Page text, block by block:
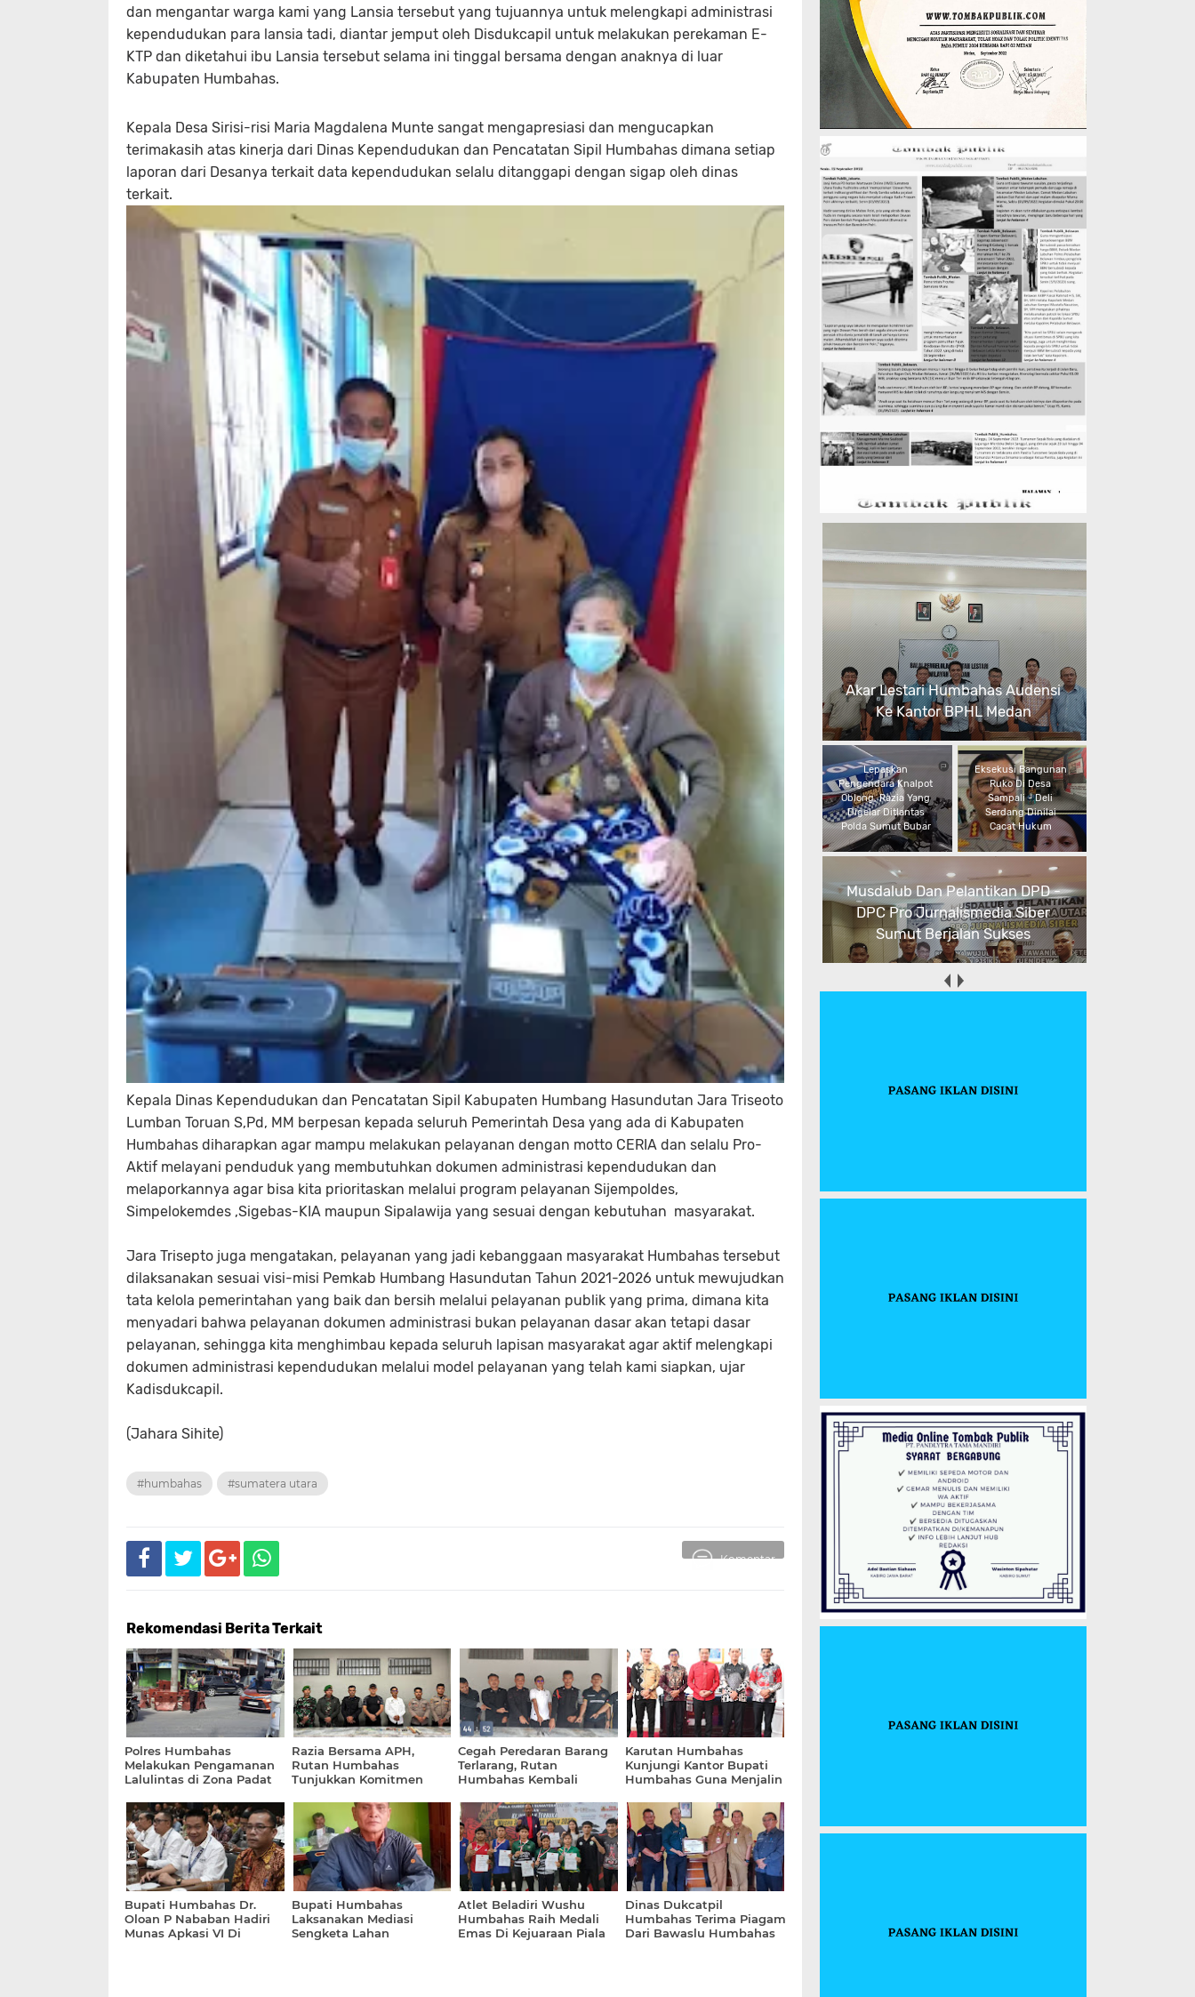
dan mengantar warga kami yang Lansia tersebut yang tujuannya untuk melengkapi administrasi
kependudukan para lansia tadi, diantar jemput oleh Disdukcapil untuk melakukan perekaman E-
KTP dan diketahui ibu Lansia tersebut selama ini tinggal bersama dengan anaknya di luar
Kabupaten Humbahas.
Kepala Desa Sirisi-risi Maria Magdalena Munte sangat mengapresiasi dan mengucapkan
terimakasih atas kinerja dari Dinas Kependudukan dan Pencatatan Sipil Humbahas dimana setiap
laporan dari Desanya terkait data kependudukan selalu ditanggapi dengan sigap oleh dinas
terkait.
Kepala Dinas Kependudukan dan Pencatatan Sipil Kabupaten Humbang Hasundutan Jara Triseoto
Lumban Toruan S,Pd, MM berpesan kepada seluruh Pemerintah Desa yang ada di Kabupaten
Humbahas diharapkan agar mampu melakukan pelayanan dengan motto CERIA dan selalu Pro-
Aktif melayani penduduk yang membutuhkan dokumen administrasi kependudukan dan
melaporkannya agar bisa kita prioritaskan melalui program pelayanan Sijempoldes,
Simpelokemdes ,Sigebas-KIA maupun Sipalawija yang sesuai dengan kebutuhan masyarakat.
Jara Trisepto juga mengatakan, pelayanan yang jadi kebanggaan masyarakat Humbahas tersebut
dilaksanakan sesuai visi-misi Pemkab Humbang Hasundutan Tahun 2021-2026 untuk mewujudkan
tata kelola pemerintahan yang baik dan bersih melalui pelayanan publik yang prima, dimana kita
menyadari bahwa pelayanan dokumen administrasi bukan pelayanan dasar akan tetapi dasar
pelayanan, sehingga kita menghimbau kepada seluruh lapisan masyarakat agar aktif melengkapi
dokumen administrasi kependudukan melalui model pelayanan yang telah kami siapkan, ujar
Kadisdukcapil.
(Jahara Sihite)
#humbahas #sumatera utara
Komentar
Rekomendasi Berita Terkait
Polres Humbahas
Melakukan Pengamanan
Lalulintas di Zona Padat
Razia Bersama APH,
Rutan Humbahas
Tunjukkan Komitmen
Pungli Dan Barang
Terlarang
Cegah Peredaran Barang
Terlarang, Rutan
Humbahas Kembali
Karutan Humbahas
Kunjungi Kantor Bupati
Humbahas Guna Menjalin
Koordinasi
Bupati Humbahas Dr.
Oloan P Nababan Hadiri
Munas Apkasi VI Di
Bupati Humbahas
Laksanakan Mediasi
Sengketa Lahan
Atlet Beladiri Wushu
Humbahas Raih Medali
Emas Di Kejuaraan Piala
Dinas Dukcatpil
Humbahas Terima Piagam
Dari Bawaslu Humbahas
Akar Lestari Humbahas Audensi
Ke Kantor BPHL Medan
Lepaskan
Pengendara Knalpot
Oblong, Razia Yang
Digelar Ditlantas
Polda Sumut Bubar
Eksekusi Bangunan
Ruko Di Desa
Sampali - Deli
Serdang Dinilai
Cacat Hukum
Musdalub Dan Pelantikan DPD -
DPC Pro Jurnalismedia Siber
Sumut Berjalan Sukses